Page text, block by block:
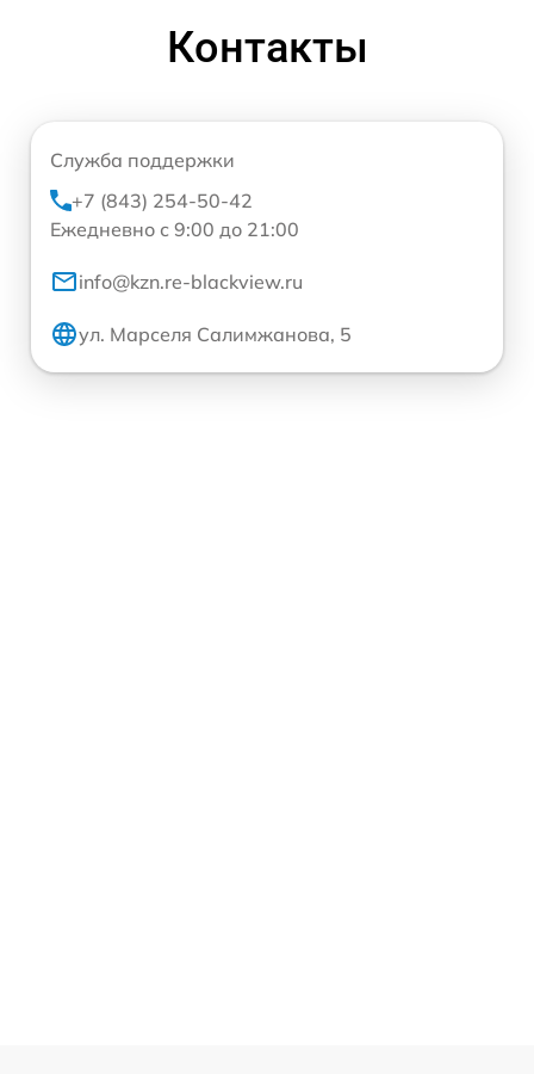
Контакты
Служба поддержки
+7 (843) 254-50-42
Ежедневно с 9:00 до 21:00
info@kzn.re-blackview.ru
ул. Марселя Салимжанова, 5